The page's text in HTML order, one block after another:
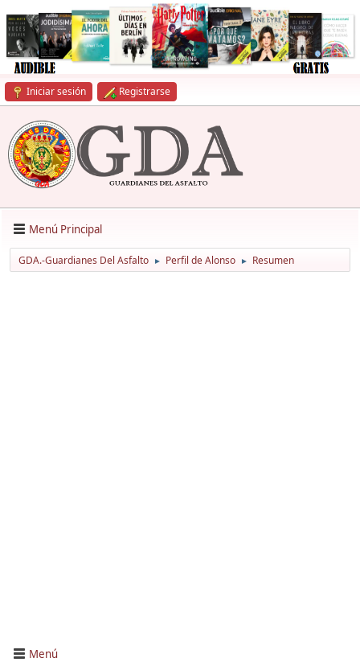
Iniciar sesión Registrarse
Menú Principal
GDA.-Guardianes Del Asfalto ► Perfil de Alonso ► Resumen
Menú